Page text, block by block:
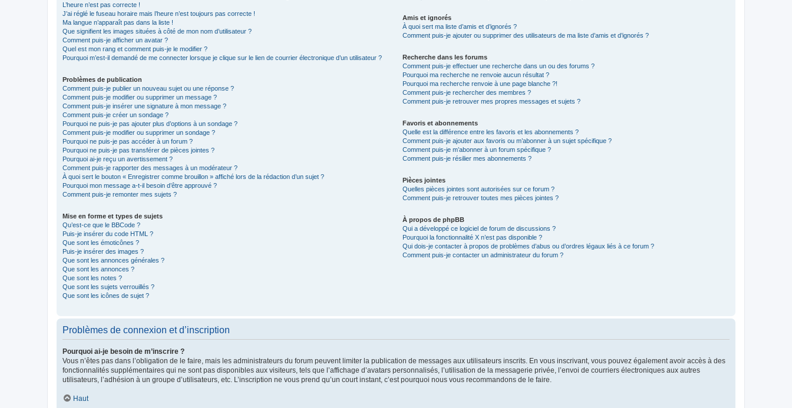
L’heure n’est pas correcte !
J’ai réglé le fuseau horaire mais l’heure n’est toujours pas correcte !
Ma langue n’apparaît pas dans la liste !
Que signifient les images situées à côté de mon nom d’utilisateur ?
Comment puis-je afficher un avatar ?
Quel est mon rang et comment puis-je le modifier ?
Pourquoi m’est-il demandé de me connecter lorsque je clique sur le lien de courrier électronique d’un utilisateur ?
Problèmes de publication
Comment puis-je publier un nouveau sujet ou une réponse ?
Comment puis-je modifier ou supprimer un message ?
Comment puis-je insérer une signature à mon message ?
Comment puis-je créer un sondage ?
Pourquoi ne puis-je pas ajouter plus d’options à un sondage ?
Comment puis-je modifier ou supprimer un sondage ?
Pourquoi ne puis-je pas accéder à un forum ?
Pourquoi ne puis-je pas transférer de pièces jointes ?
Pourquoi ai-je reçu un avertissement ?
Comment puis-je rapporter des messages à un modérateur ?
À quoi sert le bouton « Enregistrer comme brouillon » affiché lors de la rédaction d’un sujet ?
Pourquoi mon message a-t-il besoin d’être approuvé ?
Comment puis-je remonter mes sujets ?
Mise en forme et types de sujets
Qu’est-ce que le BBCode ?
Puis-je insérer du code HTML ?
Que sont les émoticônes ?
Puis-je insérer des images ?
Que sont les annonces générales ?
Que sont les annonces ?
Que sont les notes ?
Que sont les sujets verrouillés ?
Que sont les icônes de sujet ?
Amis et ignorés
À quoi sert ma liste d’amis et d’ignorés ?
Comment puis-je ajouter ou supprimer des utilisateurs de ma liste d’amis et d’ignorés ?
Recherche dans les forums
Comment puis-je effectuer une recherche dans un ou des forums ?
Pourquoi ma recherche ne renvoie aucun résultat ?
Pourquoi ma recherche renvoie à une page blanche ?!
Comment puis-je rechercher des membres ?
Comment puis-je retrouver mes propres messages et sujets ?
Favoris et abonnements
Quelle est la différence entre les favoris et les abonnements ?
Comment puis-je ajouter aux favoris ou m’abonner à un sujet spécifique ?
Comment puis-je m’abonner à un forum spécifique ?
Comment puis-je résilier mes abonnements ?
Pièces jointes
Quelles pièces jointes sont autorisées sur ce forum ?
Comment puis-je retrouver toutes mes pièces jointes ?
À propos de phpBB
Qui a développé ce logiciel de forum de discussions ?
Pourquoi la fonctionnalité X n’est pas disponible ?
Qui dois-je contacter à propos de problèmes d’abus ou d’ordres légaux liés à ce forum ?
Comment puis-je contacter un administrateur du forum ?
Problèmes de connexion et d’inscription
Pourquoi ai-je besoin de m’inscrire ?
Vous n’êtes pas dans l’obligation de le faire, mais les administrateurs du forum peuvent limiter la publication de messages aux utilisateurs inscrits. En vous inscrivant, vous pouvez également avoir accès à des
fonctionnalités supplémentaires qui ne sont pas disponibles aux visiteurs, tels que l’affichage d’avatars personnalisés, l’utilisation de la messagerie privée, l’envoi de courriers électroniques aux autres
utilisateurs, l’adhésion à un groupe d’utilisateurs, etc. L’inscription ne vous prend qu’un court instant, c’est pourquoi nous vous recommandons de le faire.
Haut